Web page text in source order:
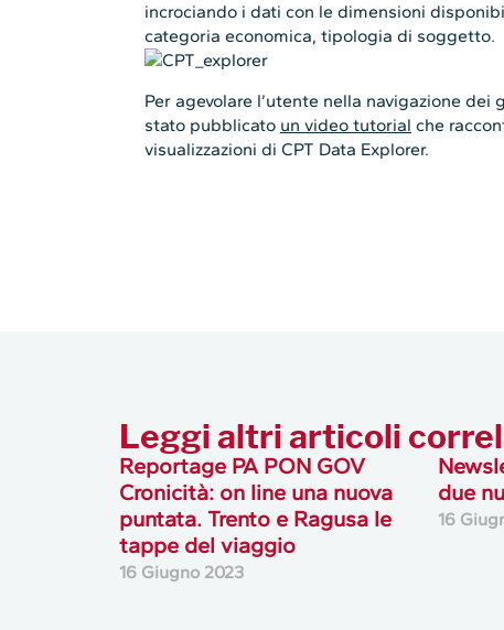
incrociando i dati con le dimensioni
categoria economica, tipologia di soggetto.
Per agevolare l’utente nella navigazione dei
stato pubblicato un video tutorial che
visualizzazioni di CPT Data Explorer.
Leggi altri articoli
Reportage PA PON GOV
Cronicità: on line una nuova
puntata. Trento e Ragusa le
tappe del viaggio
16 Giugno 2023
due
16